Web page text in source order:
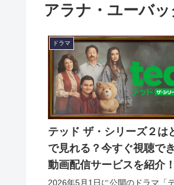
アラナ・ユーバ
ドラマ
テッド ザ・シリーズ２は
で見れる？今すぐ視聴で
動画配信サービスを紹介！
2026年5月1日に公開のドラマ「